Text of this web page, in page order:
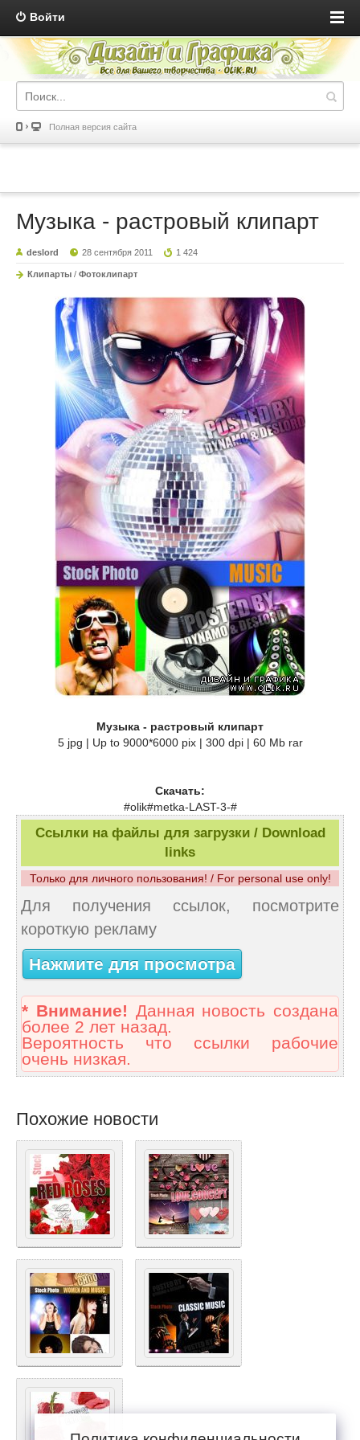
Войти
Полная версия сайта
Музыка - растровый клипарт
deslord 28 сентября 2011 1 424
Клипарты / Фотоклипарт
Музыка - растровый клипарт
5 jpg | Up to 9000*6000 pix | 300 dpi | 60 Mb rar
Скачать:
#olik#metka-LAST-3-#
Ссылки на файлы для загрузки / Download
links
Только для личного пользования! / For personal use only!
Для получения ссылок, посмотрите
короткую рекламу
Нажмите для просмотра
* Внимание! Данная новость создана
более 2 лет назад.
Вероятность что ссылки рабочие
очень низкая.
Похожие новости